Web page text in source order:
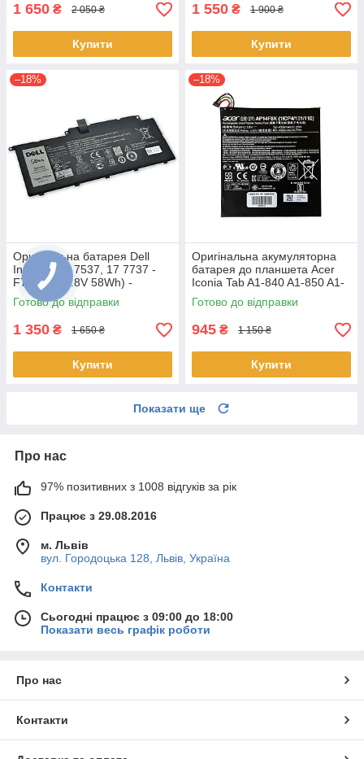
1 650 ₴ 2 050 ₴
Купити
1 550 ₴ 1 900 ₴
Купити
–18%
Оригінальна батарея Dell
Inspiron 15 7537, 17 7737 -
F7HVR (14.8V 58Wh) -
Акумулятор, АКБ
Готово до відправки
1 350 ₴ 1 650 ₴
Купити
–18%
Оригінальна акумуляторна
батарея до планшета Acer
Iconia Tab A1-840 A1-850 A1-
860 One 8 B1-810 B1-820 B1-
830 - AP14F8K
Готово до відправки
945 ₴ 1 150 ₴
Купити
Показати ще
Про нас
97% позитивних з 1008 відгуків за рік
Працює з 29.08.2016
м. Львів
вул. Городоцька 128, Львів, Україна
Контакти
Сьогодні працює з 09:00 до 18:00
Показати весь графік роботи
Про нас
Контакти